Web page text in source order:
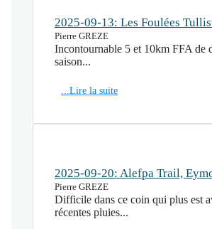
2025-09-13: Les Foulées
Pierre GREZE
Incontournable 5 et 10km FFA de
saison...
...Lire la suite
2025-09-20: Alefpa Trail,
Pierre GREZE
Difficile dans ce coin qui plus est
récentes pluies...